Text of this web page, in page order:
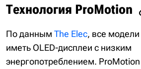
Технология ProMotion
По данным The Elec, все модели
иметь OLED-дисплеи с низким
энергопотреблением.